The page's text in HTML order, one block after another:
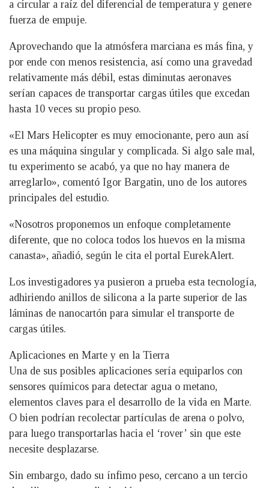
a circular a raíz del diferencial de temperatura y genere
fuerza de empuje.
Aprovechando que la atmósfera marciana es más fina, y
por ende con menos resistencia, así como una gravedad
relativamente más débil, estas diminutas aeronaves
serían capaces de transportar cargas útiles que excedan
hasta 10 veces su propio peso.
«El Mars Helicopter es muy emocionante, pero aun así
es una máquina singular y complicada. Si algo sale mal,
tu experimento se acabó, ya que no hay manera de
arreglarlo», comentó Igor Bargatin, uno de los autores
principales del estudio.
«Nosotros proponemos un enfoque completamente
diferente, que no coloca todos los huevos en la misma
canasta», añadió, según le cita el portal EurekAlert.
Los investigadores ya pusieron a prueba esta tecnología,
adhiriendo anillos de silicona a la parte superior de las
láminas de nanocartón para simular el transporte de
cargas útiles.
Aplicaciones en Marte y en la Tierra
Una de sus posibles aplicaciones sería equiparlos con
sensores químicos para detectar agua o metano,
elementos claves para el desarrollo de la vida en Marte.
O bien podrían recolectar partículas de arena o polvo,
para luego transportarlas hacia el ‘rover’ sin que este
necesite desplazarse.
Sin embargo, dado su ínfimo peso, cercano a un tercio